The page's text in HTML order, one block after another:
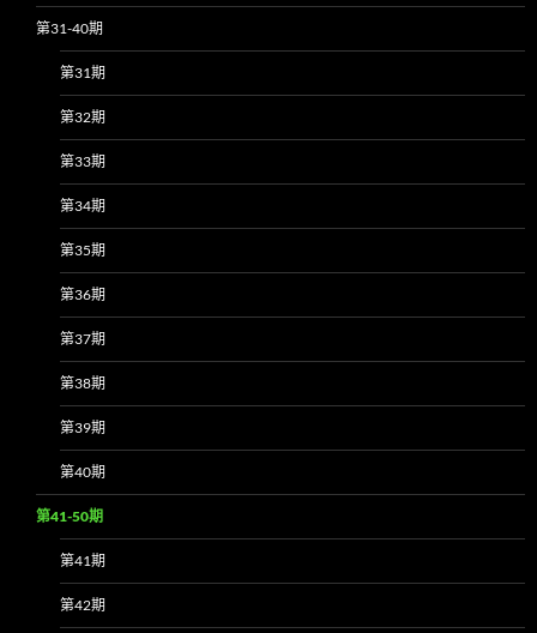
第31-40期
第31期
第32期
第33期
第34期
第35期
第36期
第37期
第38期
第39期
第40期
第41-50期
第41期
第42期